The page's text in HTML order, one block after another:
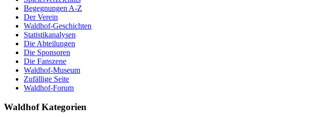
Begegnungen A-Z
Der Verein
Waldhof-Geschichten
Statistikanalysen
Die Abteilungen
Die Sponsoren
Die Fanszene
Waldhof-Museum
Zufällige Seite
Waldhof-Forum
Waldhof Kategorien